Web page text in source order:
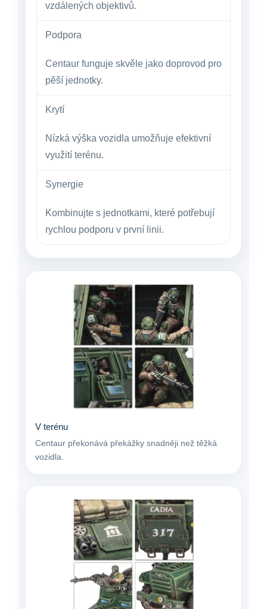
vzdálených objektivů.
Podpora
Centaur funguje skvěle jako doprovod pro
pěší jednotky.
Krytí
Nízká výška vozidla umožňuje efektivní
využití terénu.
Synergie
Kombinujte s jednotkami, které potřebují
rychlou podporu v první linii.
V terénu
Centaur překonává překážky snadněji než těžká
vozidla.